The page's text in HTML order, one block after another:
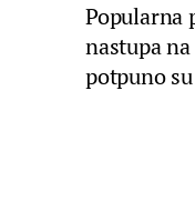
Popularna
nastupa
potpuno